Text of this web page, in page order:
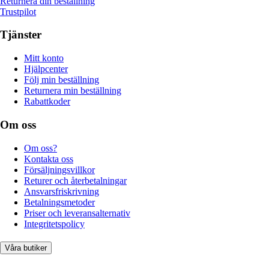
Trustpilot
Tjänster
Mitt konto
Hjälpcenter
Följ min beställning
Returnera min beställning
Rabattkoder
Om oss
Om oss?
Kontakta oss
Försäljningsvillkor
Returer och återbetalningar
Ansvarsfriskrivning
Betalningsmetoder
Priser och leveransalternativ
Integritetspolicy
Våra butiker